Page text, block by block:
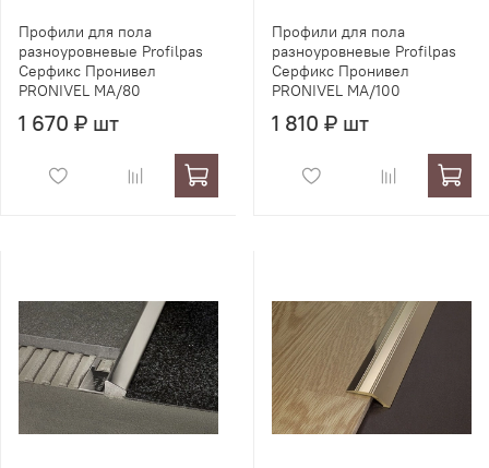
Профили для пола
разноуровневые Profilpas
Серфикс Пронивел
PRONIVEL MA/80
1 670 ₽ шт
Профили для пола
разноуровневые Profilpas
Серфикс Пронивел
PRONIVEL MA/100
1 810 ₽ шт